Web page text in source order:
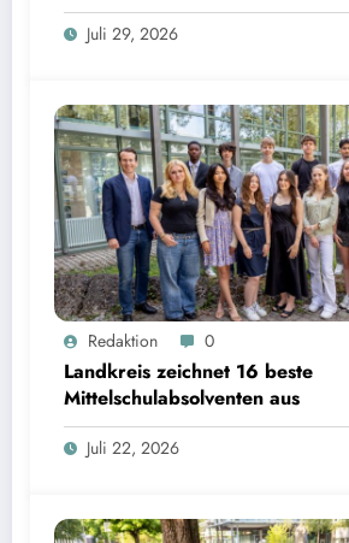
Juli 29, 2026
Landkreis zeichnet 16 beste Mittelschulabsolventen aus | Bild:
Redaktion 0
Landkreis zeichnet 16 beste
Mittelschulabsolventen aus
Juli 22, 2026